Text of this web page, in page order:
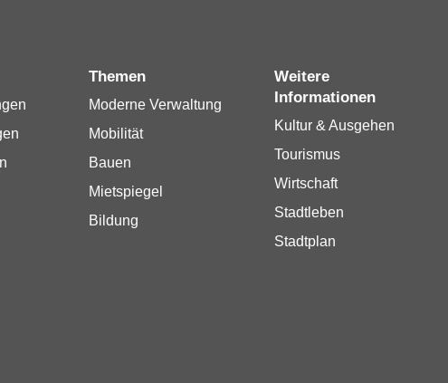
Themen
Moderne Verwaltung
Mobilität
Bauen
Mietspiegel
Bildung
Weitere
Informationen
Kultur & Ausgehen
Tourismus
Wirtschaft
Stadtleben
Stadtplan